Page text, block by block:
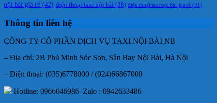
nội bài giá rẻ (42) điện thoại taxi nội bài (38) điện thoại taxi nội bài giá rẻ (31)
Thông tin liên hệ
CÔNG TY CỔ PHẦN DỊCH VỤ TAXI NỘI BÀI NB
– Địa chỉ: 2B Phú Minh Sóc Sơn, Sân Bay Nội Bài, Hà Nội
– Điện thoại: (035)6778000 / (024)66867000
Hotline: 0966046986 Zalo : 0942633486